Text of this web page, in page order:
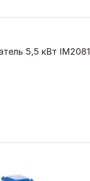
5,5 кВт IM2081